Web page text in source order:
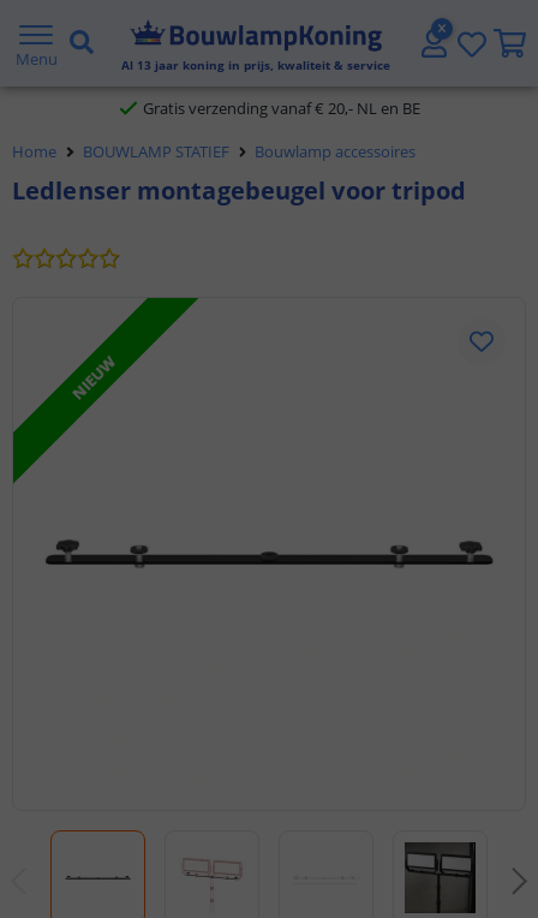
Menu Al 13 jaar koning in prijs, kwaliteit & service
2 jaar garantie
Gratis verzending vanaf € 20,- NL en BE
Klantbeoordeling 9.1
Home BOUWLAMP STATIEF Bouwlamp accessoires
Ledlenser montagebeugel voor tripod
NIEUW